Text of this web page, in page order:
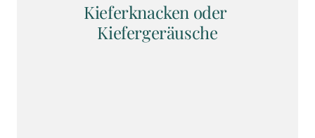
Kieferknacken oder
Kiefergeräusche